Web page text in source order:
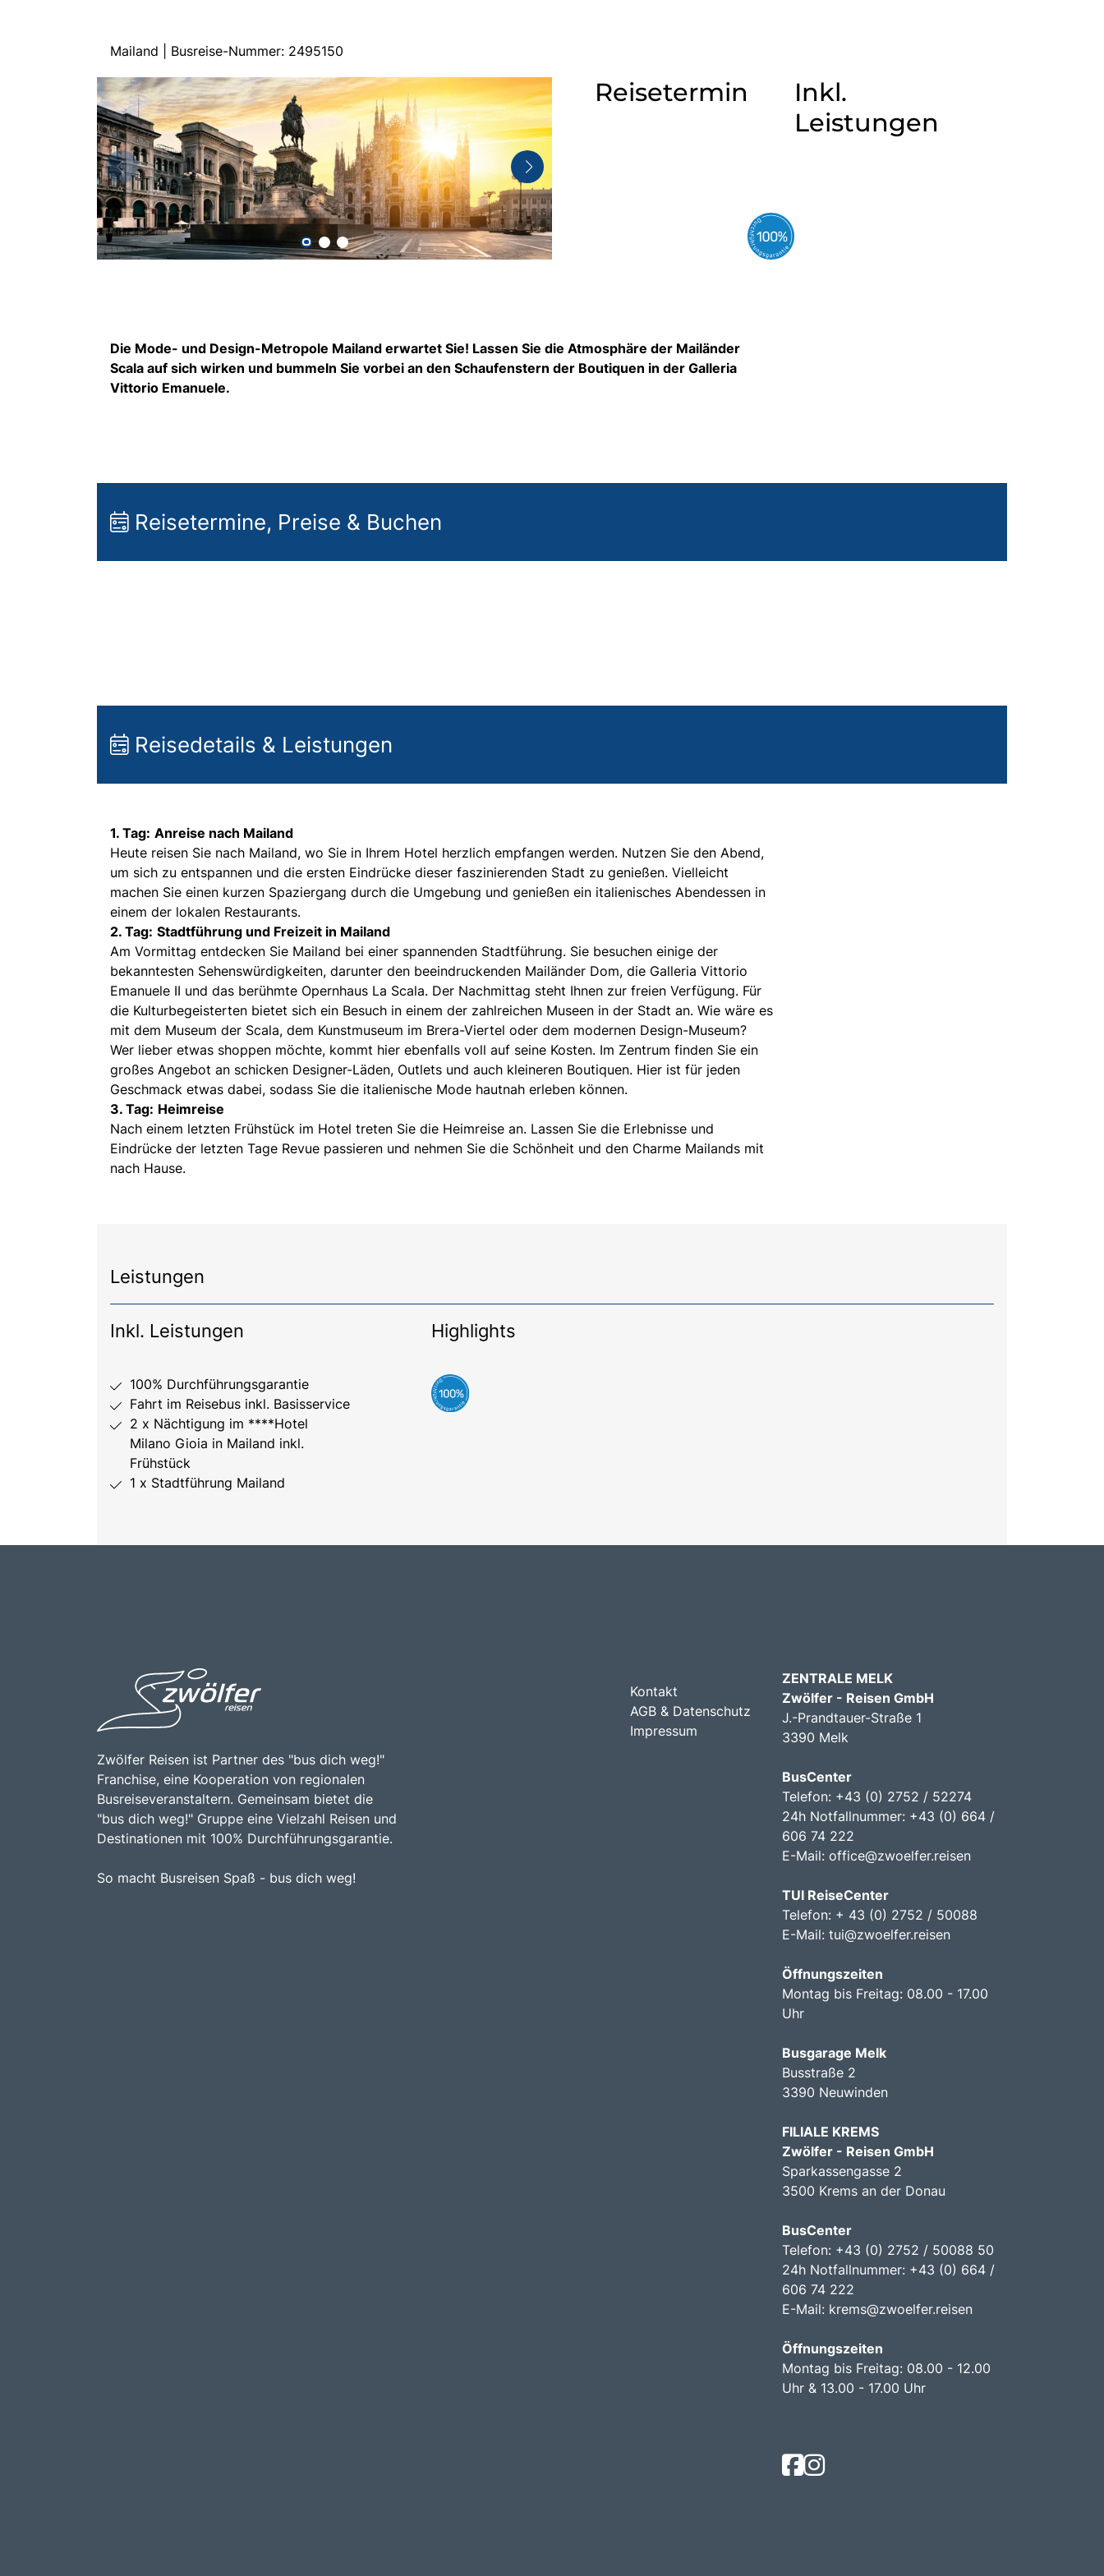
Mailand | Busreise-Nummer: 2495150
Reisetermin
Inkl.
Leistungen
Die Mode- und Design-Metropole Mailand erwartet Sie! Lassen Sie die Atmosphäre der Mailänder
Scala auf sich wirken und bummeln Sie vorbei an den Schaufenstern der Boutiquen in der Galleria
Vittorio Emanuele.
Reisetermine, Preise & Buchen
Reisedetails & Leistungen
1. Tag: Anreise nach Mailand
Heute reisen Sie nach Mailand, wo Sie in Ihrem Hotel herzlich empfangen werden. Nutzen Sie den Abend,
um sich zu entspannen und die ersten Eindrücke dieser faszinierenden Stadt zu genießen. Vielleicht
machen Sie einen kurzen Spaziergang durch die Umgebung und genießen ein italienisches Abendessen in
einem der lokalen Restaurants.
2. Tag: Stadtführung und Freizeit in Mailand
Am Vormittag entdecken Sie Mailand bei einer spannenden Stadtführung. Sie besuchen einige der
bekanntesten Sehenswürdigkeiten, darunter den beeindruckenden Mailänder Dom, die Galleria Vittorio
Emanuele II und das berühmte Opernhaus La Scala. Der Nachmittag steht Ihnen zur freien Verfügung. Für
die Kulturbegeisterten bietet sich ein Besuch in einem der zahlreichen Museen in der Stadt an. Wie wäre es
mit dem Museum der Scala, dem Kunstmuseum im Brera-Viertel oder dem modernen Design-Museum?
Wer lieber etwas shoppen möchte, kommt hier ebenfalls voll auf seine Kosten. Im Zentrum finden Sie ein
großes Angebot an schicken Designer-Läden, Outlets und auch kleineren Boutiquen. Hier ist für jeden
Geschmack etwas dabei, sodass Sie die italienische Mode hautnah erleben können.
3. Tag: Heimreise
Nach einem letzten Frühstück im Hotel treten Sie die Heimreise an. Lassen Sie die Erlebnisse und
Eindrücke der letzten Tage Revue passieren und nehmen Sie die Schönheit und den Charme Mailands mit
nach Hause.
Leistungen
Inkl. Leistungen
100% Durchführungsgarantie
Fahrt im Reisebus inkl. Basisservice
2 x Nächtigung im ****Hotel
Milano Gioia in Mailand inkl.
Frühstück
1 x Stadtführung Mailand
Highlights
Zwölfer Reisen ist Partner des "bus dich weg!"
Franchise, eine Kooperation von regionalen
Busreiseveranstaltern. Gemeinsam bietet die
"bus dich weg!" Gruppe eine Vielzahl Reisen und
Destinationen mit 100% Durchführungsgarantie.
So macht Busreisen Spaß - bus dich weg!
Kontakt
AGB & Datenschutz
Impressum
ZENTRALE MELK
Zwölfer - Reisen GmbH
J.-Prandtauer-Straße 1
3390 Melk
BusCenter
Telefon: +43 (0) 2752 / 52274
24h Notfallnummer: +43 (0) 664 /
606 74 222
E-Mail: office@zwoelfer.reisen
TUI ReiseCenter
Telefon: + 43 (0) 2752 / 50088
E-Mail: tui@zwoelfer.reisen
Öffnungszeiten
Montag bis Freitag: 08.00 - 17.00
Uhr
Busgarage Melk
Busstraße 2
3390 Neuwinden
FILIALE KREMS
Zwölfer - Reisen GmbH
Sparkassengasse 2
3500 Krems an der Donau
BusCenter
Telefon: +43 (0) 2752 / 50088 50
24h Notfallnummer: +43 (0) 664 /
606 74 222
E-Mail: krems@zwoelfer.reisen
Öffnungszeiten
Montag bis Freitag: 08.00 - 12.00
Uhr & 13.00 - 17.00 Uhr